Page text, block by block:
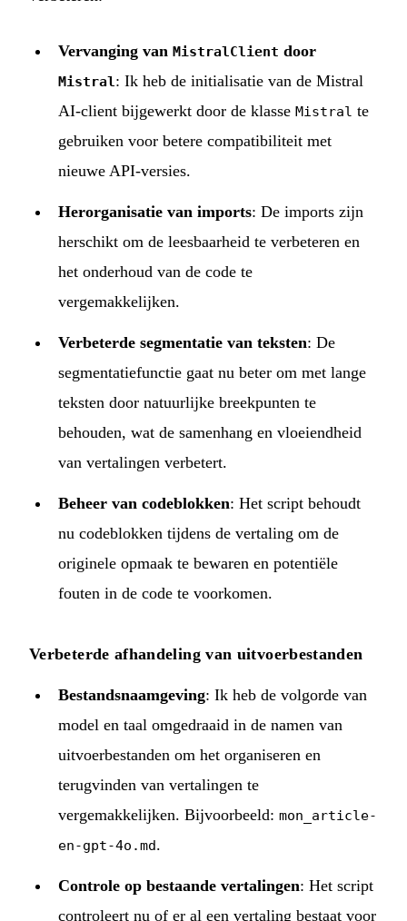
Vervanging van MistralClient door
Mistral : Ik heb de initialisatie van de Mistral
AI-client bijgewerkt door de klasse Mistral te
gebruiken voor betere compatibiliteit met
nieuwe API-versies.
Herorganisatie van imports: De imports zijn
herschikt om de leesbaarheid te verbeteren en
het onderhoud van de code te
vergemakkelijken.
Verbeterde segmentatie van teksten: De
segmentatiefunctie gaat nu beter om met lange
teksten door natuurlijke breekpunten te
behouden, wat de samenhang en vloeiendheid
van vertalingen verbetert.
Beheer van codeblokken: Het script behoudt
nu codeblokken tijdens de vertaling om de
originele opmaak te bewaren en potentiële
fouten in de code te voorkomen.
Verbeterde afhandeling van uitvoerbestanden
Bestandsnaamgeving: Ik heb de volgorde van
model en taal omgedraaid in de namen van
uitvoerbestanden om het organiseren en
terugvinden van vertalingen te
vergemakkelijken. Bijvoorbeeld: mon_article-
en-gpt-4o.md.
Controle op bestaande vertalingen: Het script
controleert nu of er al een vertaling bestaat voor